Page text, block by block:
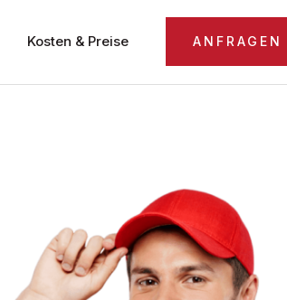
Kosten & Preise ANFRAGEN